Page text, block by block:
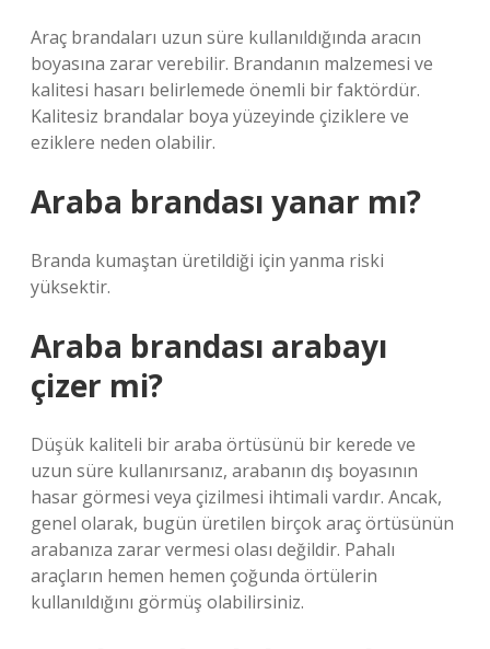
Araç brandaları uzun süre kullanıldığında aracın
boyasına zarar verebilir. Brandanın malzemesi ve
kalitesi hasarı belirlemede önemli bir faktördür.
Kalitesiz brandalar boya yüzeyinde çiziklere ve
eziklere neden olabilir.
Araba brandası yanar mı?
Branda kumaştan üretildiği için yanma riski
yüksektir.
Araba brandası arabayı
çizer mi?
Düşük kaliteli bir araba örtüsünü bir kerede ve
uzun süre kullanırsanız, arabanın dış boyasının
hasar görmesi veya çizilmesi ihtimali vardır. Ancak,
genel olarak, bugün üretilen birçok araç örtüsünün
arabanıza zarar vermesi olası değildir. Pahalı
araçların hemen hemen çoğunda örtülerin
kullanıldığını görmüş olabilirsiniz.